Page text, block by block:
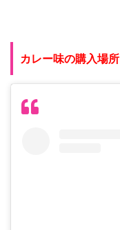
カレー味の購入場所